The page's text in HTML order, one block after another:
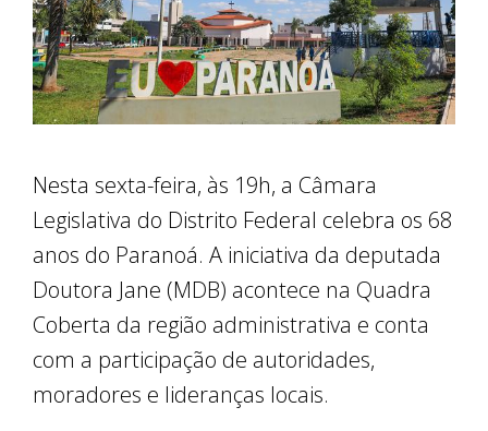
Nesta sexta-feira, às 19h, a Câmara
Legislativa do Distrito Federal celebra os 68
anos do Paranoá. A iniciativa da deputada
Doutora Jane (MDB) acontece na Quadra
Coberta da região administrativa e conta
com a participação de autoridades,
moradores e lideranças locais.